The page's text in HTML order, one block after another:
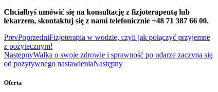
Chciałbyś umówić się na konsultację z fizjoterapeutą lub
lekarzem, skontaktuj się z nami telefonicznie +48 71 387 66 00.
PrevPoprzedniFizjoterapia w wodzie, czyli jak połączyć przyjemne
z pożytecznym!
NastępnyWalka o swoje zdrowie i sprawność po udarze zaczyna się
od pozytywnego nastawieniaNastępny
Oferta